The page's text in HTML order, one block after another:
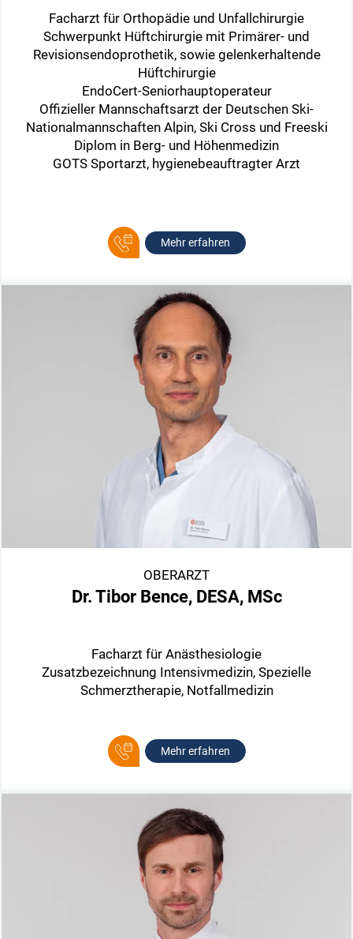
Facharzt für Orthopädie und Unfallchirurgie
Schwerpunkt Hüftchirurgie mit Primärer- und
Revisionsendoprothetik, sowie gelenkerhaltende
Hüftchirurgie
EndoCert-Seniorhauptoperateur
Offizieller Mannschaftsarzt der Deutschen Ski-
Nationalmannschaften Alpin, Ski Cross und Freeski
Diplom in Berg- und Höhenmedizin
GOTS Sportarzt, hygienebeauftragter Arzt
Mehr erfahren
OBERARZT
Dr. Tibor Bence, DESA, MSc
Facharzt für Anästhesiologie
Zusatzbezeichnung Intensivmedizin, Spezielle
Schmerztherapie, Notfallmedizin
Mehr erfahren